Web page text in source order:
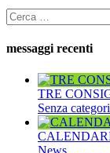
Ricerca
per:
messaggi recenti
TRE
Senza
News